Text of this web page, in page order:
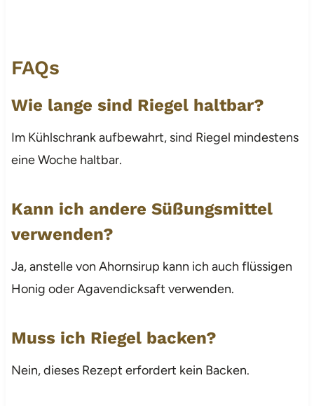
FAQs
Wie lange sind Riegel haltbar?
Im Kühlschrank aufbewahrt, sind Riegel mindestens
eine Woche haltbar.
Kann ich andere Süßungsmittel
verwenden?
Ja, anstelle von Ahornsirup kann ich auch flüssigen
Honig oder Agavendicksaft verwenden.
Muss ich Riegel backen?
Nein, dieses Rezept erfordert kein Backen.